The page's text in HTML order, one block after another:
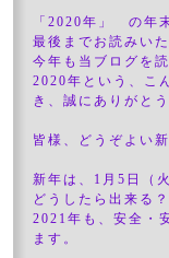
「2020年」 の年
最後までお読みい
今年も当ブログを
2020年という、こ
き、誠にありがと
皆様、どうぞよい
新年は、1月5日（
どうしたら出来る
2021年も、安全・
ます。